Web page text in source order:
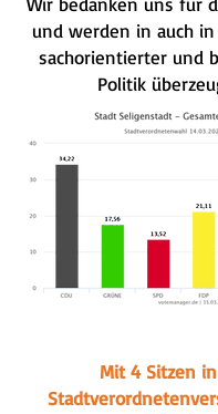
und werden in auch
sachorientierter und
Politik
Mit 4 Sitzen